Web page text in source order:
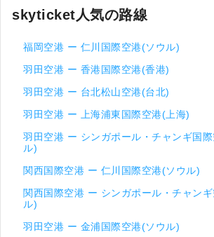
skyticket人気の路線
福岡空港 ー 仁川国際空港(ソウル)
羽田空港 ー 香港国際空港(香港)
羽田空港 ー 台北松山空港(台北)
羽田空港 ー 上海浦東国際空港(上海)
羽田空港 ー シンガポール・チャンギ国
ル)
関西国際空港 ー 仁川国際空港(ソウル)
関西国際空港 ー シンガポール・チャン
ル)
羽田空港 ー 金浦国際空港(ソウル)